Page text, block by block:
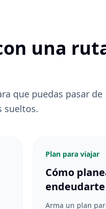
una
que puedas pasar de
sueltos.
Plan para viajar
Cómo
Arma un plan